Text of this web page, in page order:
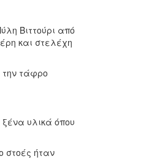
Βιττούρι από
και στελέχη
την τάφρο
υλικά όπου
στοές ήταν